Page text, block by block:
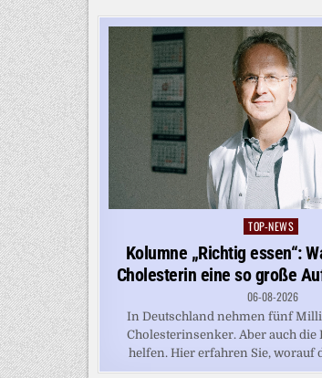
Posted
TOP-NEWS
Kolumne „Richtig essen“:
Cholesterin eine so große
06-08-2026
In Deutschland nehmen fünf
Cholesterinsenker. Aber auch
helfen. Hier erfahren Sie, worauf